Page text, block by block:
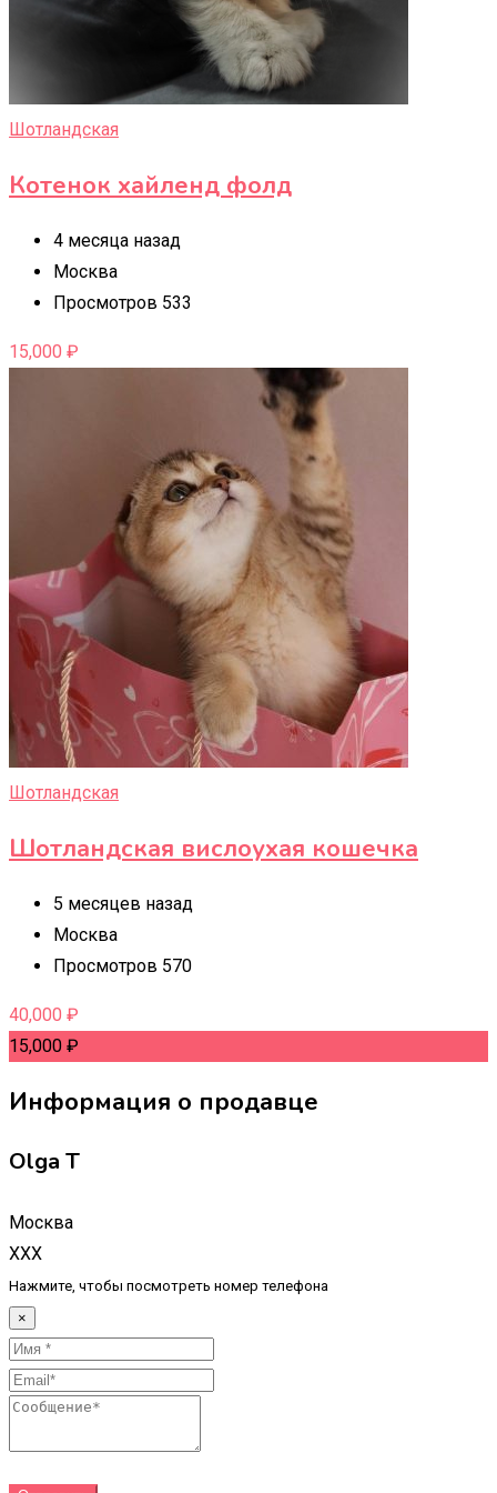
Шотландская
Котенок хайленд фолд
4 месяца назад
Москва
Просмотров 533
15,000 ₽
Шотландская
Шотландская вислоухая кошечка
5 месяцев назад
Москва
Просмотров 570
40,000 ₽
15,000 ₽
Информация о продавце
Olga T
Москва
XXX
Нажмите, чтобы посмотреть номер телефона
×